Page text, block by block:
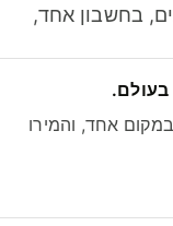
בחשבון אחד,
אחד, והמירו